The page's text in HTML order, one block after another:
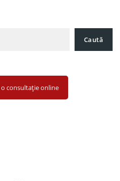
Caută
consultație online